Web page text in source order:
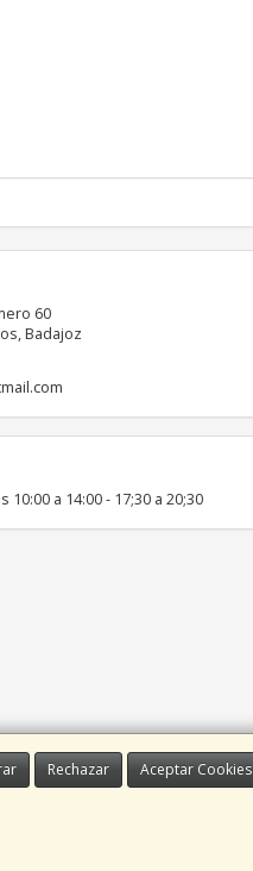
Rechazar Aceptar Cookies
60
,Badajoz
a 14:00 - 17;30 a 20;30